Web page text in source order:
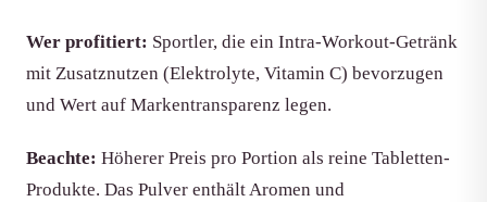
Wer profitiert: Sportler, die ein Intra-Workout-Getränk
mit Zusatznutzen (Elektrolyte, Vitamin C) bevorzugen
und Wert auf Markentransparenz legen.
Beachte: Höherer Preis pro Portion als reine Tabletten-
Produkte. Das Pulver enthält Aromen und